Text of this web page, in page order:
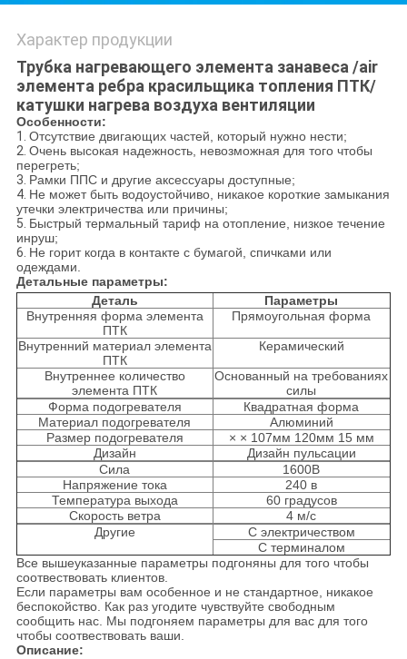
Характер продукции
Трубка нагревающего элемента занавеса /air
элемента ребра красильщика топления ПТК/
катушки нагрева воздуха вентиляции
Особенности:
1. Отсутствие двигающих частей, который нужно нести;
2. Очень высокая надежность, невозможная для того чтобы
перегреть;
3. Рамки ППС и другие аксессуары доступные;
4. Не может быть водоустойчиво, никакое короткие замыкания
утечки электричества или причины;
5. Быстрый термальный тариф на отопление, низкое течение
инруш;
6. Не горит когда в контакте с бумагой, спичками или
одеждами.
Детальные параметры:
Деталь
Параметры
Внутренняя форма элемента
ПТК
Прямоугольная форма
Внутренний материал элемента
ПТК
Керамический
Внутреннее количество
элемента ПТК
Основанный на требованиях
силы
Форма подогревателя
Квадратная форма
Материал подогревателя
Алюминий
Размер подогревателя
× × 107мм 120мм 15 мм
Дизайн
Дизайн пульсации
Сила
1600В
Напряжение тока
240 в
Температура выхода
60 градусов
Скорость ветра
4 м/с
Другие
С электричеством
С терминалом
Все вышеуказанные параметры подгоняны для того чтобы
соотвествовать клиентов.
Если параметры вам особенное и не стандартное, никакое
беспокойство. Как раз угодите чувствуйте свободным
сообщить нас. Мы подгоняем параметры для вас для того
чтобы соотвествовать ваши.
Описание: